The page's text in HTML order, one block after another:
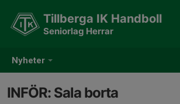
Nyheter
Tillberga IK Handboll
Seniorlag Herrar
INFÖR: Sala borta